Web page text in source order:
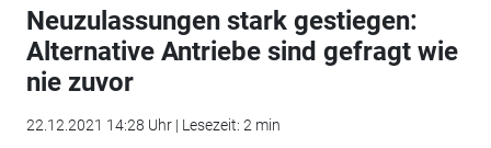
Neuzulassungen stark gestiegen:
Alternative Antriebe sind gefragt wie
nie zuvor
22.12.2021 14:28 Uhr | Lesezeit: 2 min